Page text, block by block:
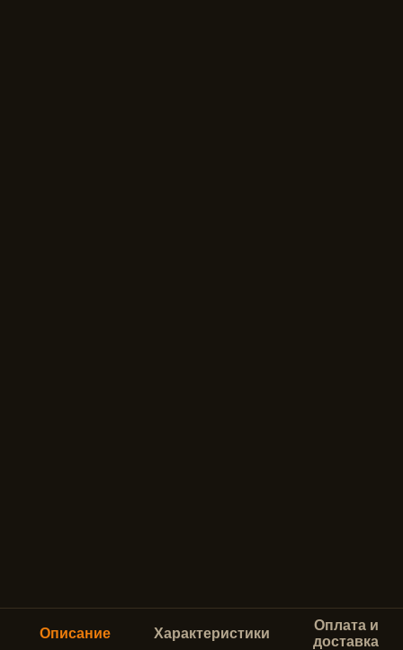
Описание Характеристики
Оплата и
доставка